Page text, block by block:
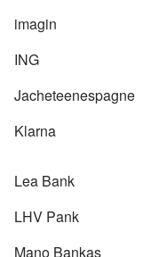
imagin
ING
Jacheteenespagne
Klarna
Lea Bank
LHV Pank
Mano Bankas